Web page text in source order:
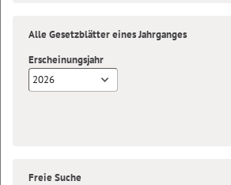
Alle Gesetzblätter eines Jahrganges
Erscheinungsjahr
2026
Freie Suche